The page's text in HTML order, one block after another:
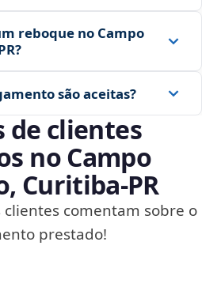
reboque no Campo
são aceitas?
de clientes
no Campo
Curitiba‑PR
clientes comentam sobre o
prestado!